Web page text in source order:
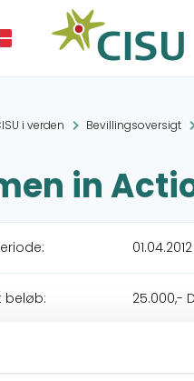
i verden Bevillingsoversigt
in
beløb: 25.000,-
Folk -